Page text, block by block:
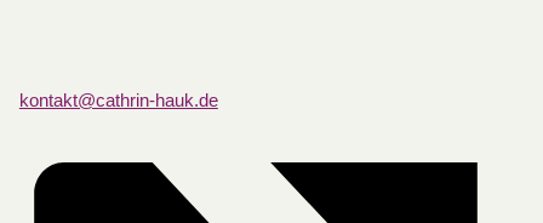
kontakt@cathrin-hauk.de